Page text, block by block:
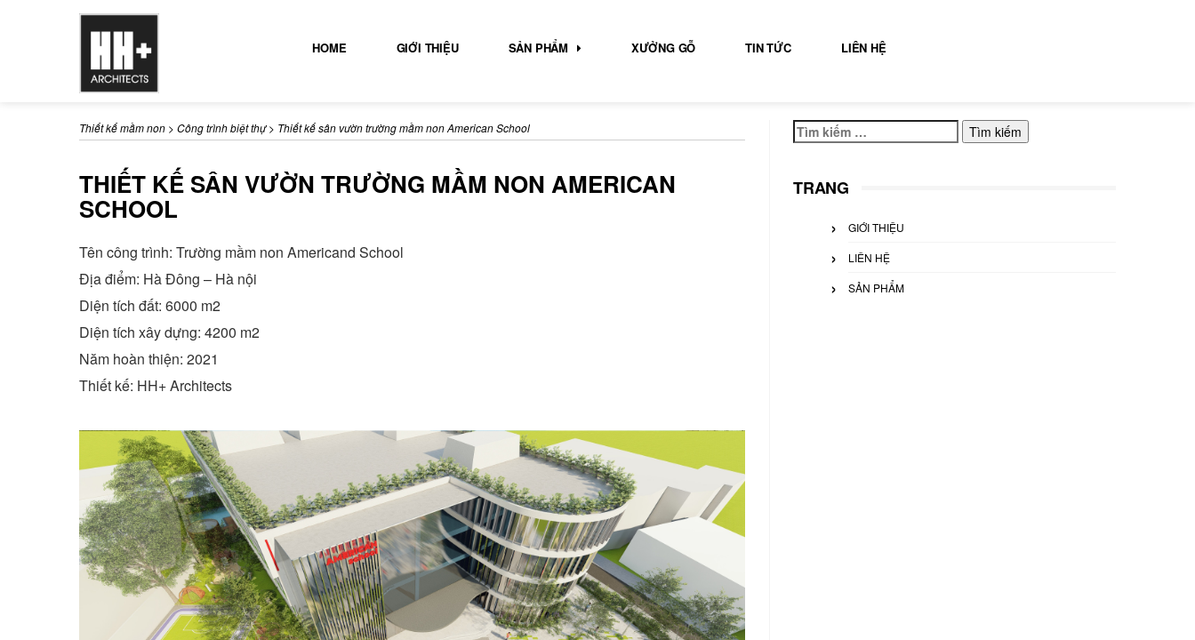
HOME GIỚI THIỆU SẢN PHẨM XƯỞNG GỖ TIN TỨC LIÊN HỆ
Thiết kế mầm non > Công trình biệt thự> Thiết kế sân vườn trường mầm non American School
THIẾT KẾ SÂN VƯỜN TRƯỜNG MẦM NON AMERICAN
SCHOOL
Tên công trình: Trường mầm non Americand School
Địa điểm: Hà Đông – Hà nội
Diện tích đất: 6000 m2
Diện tích xây dựng: 4200 m2
Năm hoàn thiện: 2021
Thiết kế: HH+ Architects
Tìm
kiếm
TRANG
GIỚI THIỆU
LIÊN HỆ
SẢN PHẨM